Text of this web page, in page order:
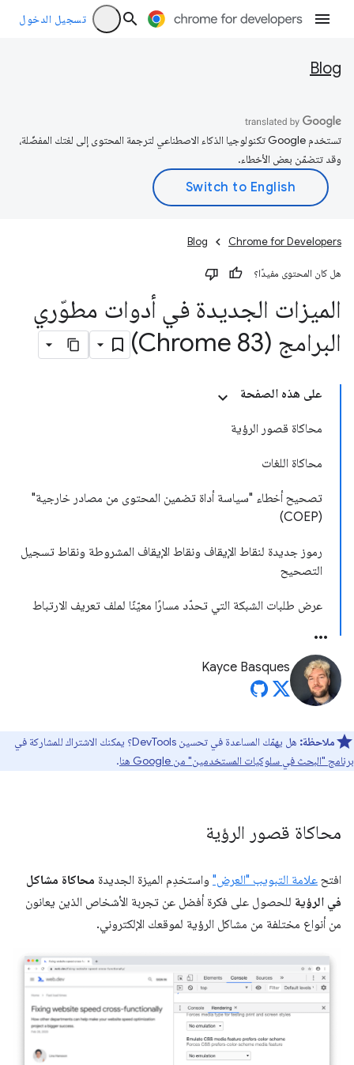
تسجيل الدخول
Blog
تستخدم Google تكنولوجيا الذكاء الاصطناعي لترجمة المحتوى إلى لغتك المفضّلة،
وقد تتضمّن بعض الأخطاء.
Chrome for Developers
Blog
هل كان المحتوى مفيدًا؟
الميزات الجديدة في أدوات مطوّري
البرامج (Chrome 83)
على هذه الصفحة
محاكاة قصور الرؤية
محاكاة اللغات
تصحيح أخطاء "سياسة أداة تضمين المحتوى من مصادر خارجية"
(COEP)
رموز جديدة لنقاط الإيقاف ونقاط الإيقاف المشروطة ونقاط تسجيل
التصحيح
عرض طلبات الشبكة التي تحدّد مسارًا معيّنًا لملف تعريف الارتباط
Kayce Basques
ملاحظة: هل يهمّك المساعدة في تحسين DevTools؟ يمكنك الاشتراك للمشاركة في
برنامج "البحث في سلوكيات المستخدمين" من Google هنا
.
محاكاة قصور الرؤية
افتح علامة التبويب "العرض" واستخدِم الميزة الجديدة محاكاة مشاكل
في الرؤية للحصول على فكرة أفضل عن تجربة الأشخاص الذين يعانون
من أنواع مختلفة من مشاكل الرؤية لموقعك الإلكتروني.